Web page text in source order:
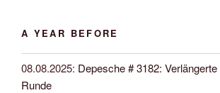
A YEAR BEFORE
08.08.2025: Depesche # 3182:
Runde